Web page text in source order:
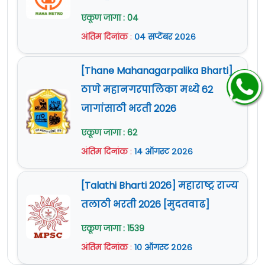
२७
व्यवस्थापक/District Program
Manager
२८
प्रोग्रामर व्यवस्थापक -
सार्वजनिक
आरोग्य/Programmer
१२१
२९
जिल्हा खाते
व्यवस्थापक/District Account
Manager
०२
३०
देखरेख आणि मूल्यमापन
सांख्यिकी
अधिकारी/Monitoring and
एकूण जागा : 04
अंतिम दिनांक: ०४ सप्टेंबर २०२६
[Thane Mahanagarpalika Bharti]
ठाणे महानगरपालिका मध्ये 62
जागांसाठी भरती 2026
एकूण जागा : 62
अंतिम दिनांक: १४ ऑगस्ट २०२६
[Talathi Bharti 2026] महाराष्ट्र राज्य
तलाठी भरती 2026 [मुदतवाढ]
एकूण जागा : 1539
अंतिम दिनांक: १० ऑगस्ट २०२६